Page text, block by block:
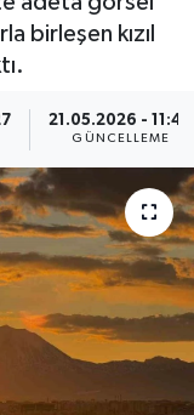
birleşen kızıl
21.05.2026 - 11:46
GÜNCELLEME